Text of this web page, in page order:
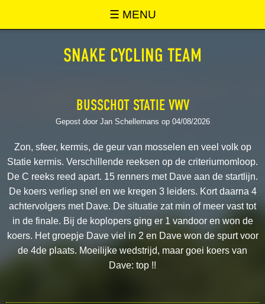
☰ MENU
SNAKE ONLINE
SNAKE CYCLING TEAM
BUSSCHOT STATIE VWV
Gepost door Jan Schellemans op 04/08/2026
Zon, sfeer, kermis, de geur van mosselen en veel volk op
Statie kermis. Verschillende reeksen op de criteriumomloop.
De C reeks reed apart. 15 renners met Dave aan de startlijn.
De koers verliep snel en we kregen 3 leiders. Kort daarna 4
achtervolgers met Dave. De situatie zat min of meer vast tot
in de finale. Bij de koplopers ging er 1 vandoor en won de
koers. Het groepje Dave viel in 2 en Dave won de spurt voor
de 4de plaats. Moeilijke wedstrijd, maar goei koers van
Dave: top !!